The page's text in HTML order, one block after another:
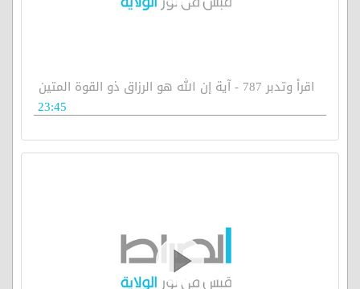
اقرأ وتدبر 787 - آية إن الله هو الرزاق ذو القوة المتين
23:45